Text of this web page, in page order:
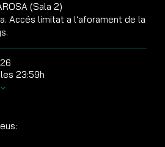
(Sala 2)
Accés limitat a l’aforament de la
23:59h